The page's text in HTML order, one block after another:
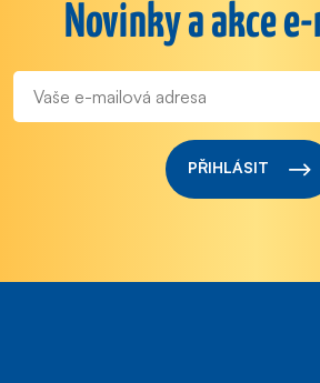
Novinky a akce
PŘIHLÁSIT